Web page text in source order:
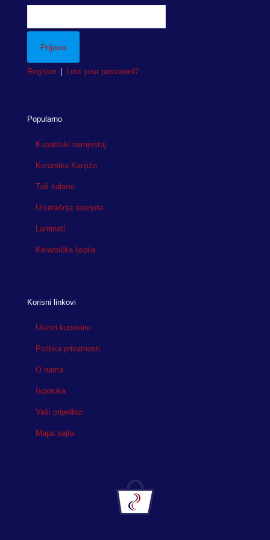
Register Lost your password?
Popularno
Kupatilski namještaj
Keramika Kanjiža
Tuš kabine
Unutrašnja rasvjeta
Laminati
Keramička ljepila
Korisni linkovi
Uslovi kupovine
Politika privatnosti
O nama
Isporuka
Vaši prijedlozi
Mapa sajta